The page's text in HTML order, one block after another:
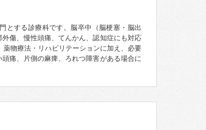
とする診療科です。脳卒中（脳梗塞・脳出
傷、慢性頭痛、てんかん、認知症にも対応
物療法・リハビリテーションに加え、必要
痛、片側の麻痺、ろれつ障害がある場合に